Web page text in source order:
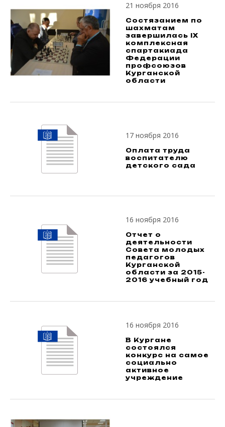
21 ноября 2016
Состязанием по
шахматам
завершилась IX
комплексная
спартакиада
Федерации
профсоюзов
Курганской
области
17 ноября 2016
Оплата труда
воспитателю
детского сада
16 ноября 2016
Отчет о
деятельности
Совета молодых
педагогов
Курганской
области за 2015-
2016 учебный год
16 ноября 2016
В Кургане
состоялся
конкурс на самое
социально
активное
учреждение